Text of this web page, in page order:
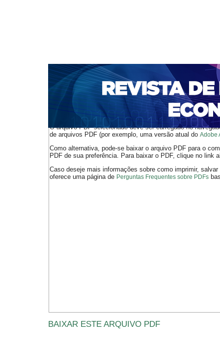
CAPA SOBRE ACESSO CADASTRO
NOTÍCIAS
PORTAL DE REVISTAS DA UNIFACS
BASES DE DADOS E INDEXADORES
Capa Ano XX - V. 3 - N. 41 - Dezembro de 2018>Dantaslé
O arquivo PDF selecionado deve ser carregado no
de arquivos PDF (por exemplo, uma versão atual do Adobe
Como alternativa, pode-se baixar o arquivo PDF para o
PDF de sua preferência. Para baixar o PDF, clique no link
Caso deseje mais informações sobre como imprimir,
oferece uma página de Perguntas Frequentes sobre PDFs
BAIXAR ESTE ARQUIVO PDF